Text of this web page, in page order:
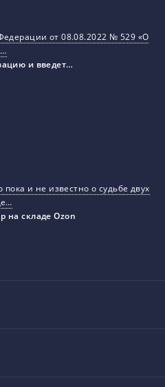
от 08.08.2022 № 529 «О
и введет…
и не известно о судьбе двух
на складе Ozon